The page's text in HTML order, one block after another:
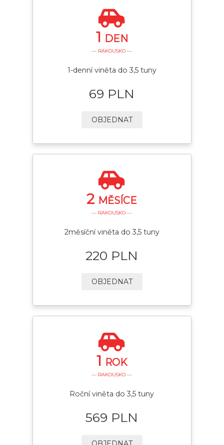
1 DEN
— RAKOUSKO —
1-denní viněta do 3,5 tuny
69 PLN
OBJEDNAT
2 MĚSÍCE
— RAKOUSKO —
2měsíční viněta do 3,5 tuny
220 PLN
OBJEDNAT
1 ROK
— RAKOUSKO —
Roční viněta do 3,5 tuny
569 PLN